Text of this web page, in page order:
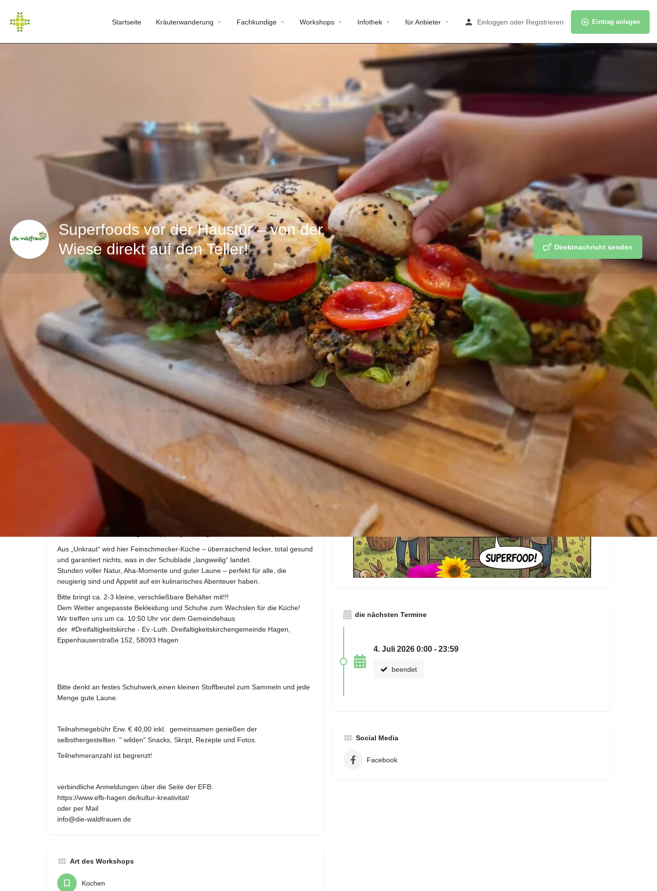
Startseite Kräuterwanderung Fachkundige Workshops Infothek für Anbieter Einloggen oder Registrieren Eintrag anlegen
Superfoods vor der Haustür – von der
Wiese direkt auf den Teller!
Direktnachricht senden
Bewertungen 0
Direktnachricht senden zur Webseite E-Mail senden teilen merken
Details zum Workshop
Workshop inkl. kleiner Wildkräuterführung
in Kooperaiton mit der EFB Hagen
Superfood in aller Munde
Superfoods vor der Haustür – von der Wiese direkt auf den Teller!
11:00 - 14:45 Uhr
Warum teure Goji-Beeren, Chia-Samen kaufen, wenn der Turbo fürs Immunsystem
direkt vor deiner Haustür wächst?
Wir machen uns auf zur Wildkräuter-Safari: schnuppern, staunen, sammeln – und
finden dabei jede Menge grünes Powerfood, das nicht mal einen Reisepass
Zurück in der Küche wird geschnippelt, gerührt, gelacht und natürlich probiert.
Aus „Unkraut“ wird hier Feinschmecker-Küche – überraschend lecker, total gesund
und garantiert nichts, was in der Schublade „langweilig“ landet.
Stunden voller Natur, Aha-Momente und guter Laune – perfekt für alle, die
neugierig sind und Appetit auf ein kulinarisches Abenteuer haben.
Bitte bringt ca. 2-3 kleine, verschließbare Behälter mit!!!
Dem Wetter angepasste Bekleidung und Schuhe zum Wechslen für die Küche!
Wir treffen uns um ca. 10:50 Uhr vor dem Gemeindehaus
der #Dreifaltigkeitskirche - Ev.-Luth. Dreifaltigkeitskirchengemeinde Hagen,
Eppenhauserstraße 152, 58093 Hagen
Bitte denkt an festes Schuhwerk,einen kleinen Stoffbeutel zum Sammeln und jede
Menge gute Laune.
Teilnahmegebühr Erw. € 40,00 inkl. gemeinsamen genießen der
selbsthergestellten " wilden" Snacks, Skript, Rezepte und Fotos.
Teilnehmeranzahl ist begrenzt!
verbindliche Anmeldungen über die Seite der EFB:
https://www.efb-hagen.de/kultur-kreativitat/
oder per Mail
info@die-waldfrauen.de
Art des Workshops
Kochen
Fotos & Eindrücke
die nächsten Termine
4. Juli 2026 0:00 - 23:59
beendet
Social Media
Facebook